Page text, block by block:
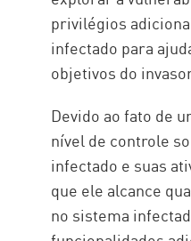
privilégios
infectado para
objetivos do
Devido ao fato de
nível de controle
infectado e suas
que ele alcance
no sistema